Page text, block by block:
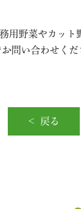
用野菜やカット
問い合わせくだ
戻る